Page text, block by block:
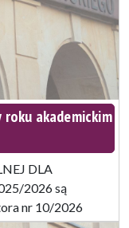
akademickim
DLA
2026 są
nr 10/2026